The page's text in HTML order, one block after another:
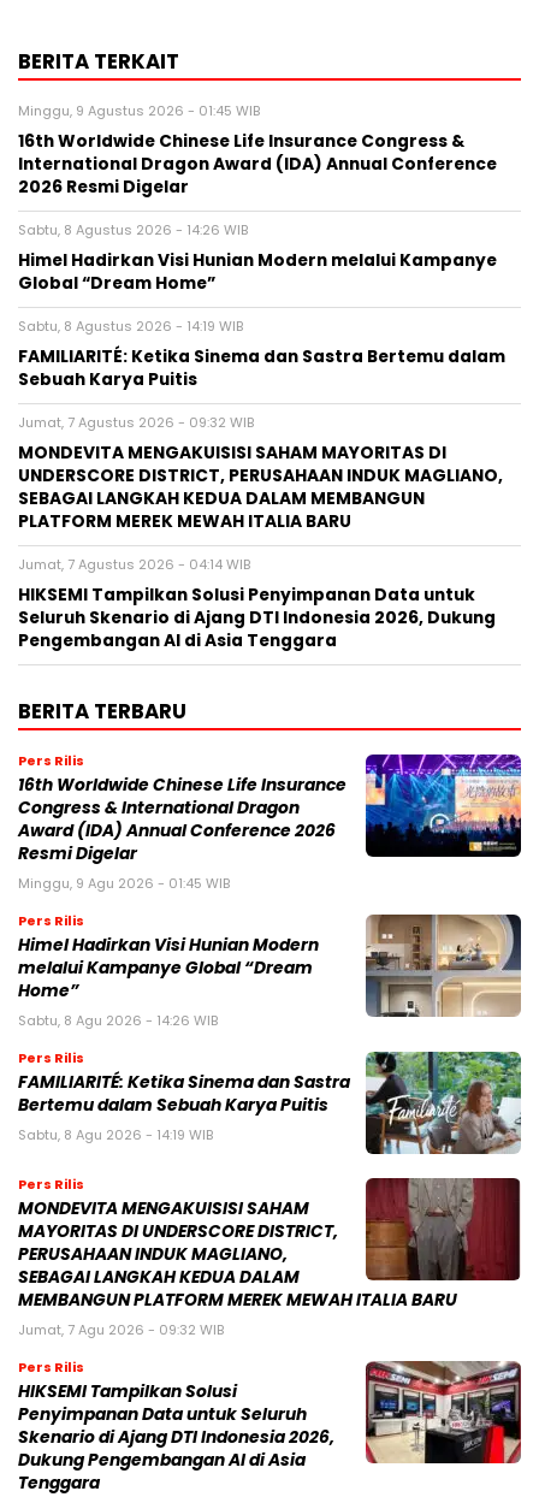
BERITA TERKAIT
Minggu, 9 Agustus 2026 - 01:45 WIB
16th Worldwide Chinese Life Insurance Congress &
International Dragon Award (IDA) Annual Conference
2026 Resmi Digelar
Sabtu, 8 Agustus 2026 - 14:26 WIB
Himel Hadirkan Visi Hunian Modern melalui Kampanye
Global “Dream Home”
Sabtu, 8 Agustus 2026 - 14:19 WIB
FAMILIARITÉ: Ketika Sinema dan Sastra Bertemu dalam
Sebuah Karya Puitis
Jumat, 7 Agustus 2026 - 09:32 WIB
MONDEVITA MENGAKUISISI SAHAM MAYORITAS DI
UNDERSCORE DISTRICT, PERUSAHAAN INDUK MAGLIANO,
SEBAGAI LANGKAH KEDUA DALAM MEMBANGUN
PLATFORM MEREK MEWAH ITALIA BARU
Jumat, 7 Agustus 2026 - 04:14 WIB
HIKSEMI Tampilkan Solusi Penyimpanan Data untuk
Seluruh Skenario di Ajang DTI Indonesia 2026, Dukung
Pengembangan AI di Asia Tenggara
BERITA TERBARU
Pers Rilis
16th Worldwide Chinese Life Insurance
Congress & International Dragon
Award (IDA) Annual Conference 2026
Resmi Digelar
Minggu, 9 Agu 2026 - 01:45 WIB
Pers Rilis
Himel Hadirkan Visi Hunian Modern
melalui Kampanye Global “Dream
Home”
Sabtu, 8 Agu 2026 - 14:26 WIB
Pers Rilis
FAMILIARITÉ: Ketika Sinema dan Sastra
Bertemu dalam Sebuah Karya Puitis
Sabtu, 8 Agu 2026 - 14:19 WIB
Pers Rilis
MONDEVITA MENGAKUISISI SAHAM
MAYORITAS DI UNDERSCORE DISTRICT,
PERUSAHAAN INDUK MAGLIANO,
SEBAGAI LANGKAH KEDUA DALAM
MEMBANGUN PLATFORM MEREK MEWAH ITALIA BARU
Jumat, 7 Agu 2026 - 09:32 WIB
Pers Rilis
HIKSEMI Tampilkan Solusi
Penyimpanan Data untuk Seluruh
Skenario di Ajang DTI Indonesia 2026,
Dukung Pengembangan AI di Asia
Tenggara